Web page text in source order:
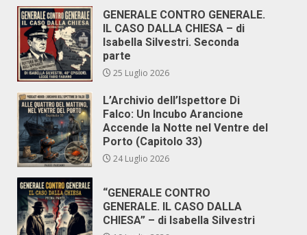
GENERALE CONTRO GENERALE.
IL CASO DALLA CHIESA – di
Isabella Silvestri. Seconda
parte
25 Luglio 2026
L’Archivio dell’Ispettore Di
Falco: Un Incubo Arancione
Accende la Notte nel Ventre del
Porto (Capitolo 33)
24 Luglio 2026
“GENERALE CONTRO
GENERALE. IL CASO DALLA
CHIESA” – di Isabella Silvestri